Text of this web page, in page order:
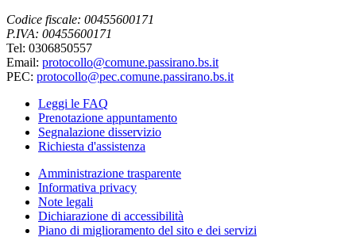
Codice fiscale: 00455600171
P.IVA: 00455600171
Tel: 0306850557
Email: protocollo@comune.passirano.bs.it
PEC: protocollo@pec.comune.passirano.bs.it
Leggi le FAQ
Prenotazione appuntamento
Segnalazione disservizio
Richiesta d'assistenza
Amministrazione trasparente
Informativa privacy
Note legali
Dichiarazione di accessibilità
Piano di miglioramento del sito e dei servizi